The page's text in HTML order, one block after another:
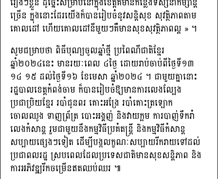
ច្រើន ក្នុងនោះដែរយើងក៏បានរៀបចំនូវសន្តិសុខ សុវត្ថិភាពតាម
គោលដៅ ហើយគោលដៅនីមួយៗគឺមានសុខសុវត្ថិភាពល្អ » ។
សូមជម្រាបថា ពិធីបុណ្យចូលឆ្នាំថ្មី ប្រពៃណីជាតិខ្មែរ
ឆ្នាំ២០២៤នេះ មានរយៈពេល ៤ថ្ងៃ ដោយរាប់ចាប់ពីថ្ងៃទី១៣
១៤ ១៥ ដល់ថ្ងៃទី១៦ ខែមេសា ឆ្នាំ២០២៤ ។ ជាមួយគ្នានោះ
រដ្ឋបាលខេត្តកំពង់ចាម ក៏បានរៀបចំឱ្យមានការលេងល្បែង
ប្រជាប្រិយខ្មែរ របាំជូនពរ គោះអង្រែ របាំគោះត្រឡោក
ចោលឈូង ទាញព្រ័ត្រ បោះអង្គញ់ និងវាយក្អម ការបាញ់ទឹករាំ
លេងកំសាន្ត រួមជាមួយនឹងកម្មវិធីប្រគំតន្ត្រី និងកម្មវិធីកំសាន្ត
សប្បាយផ្សេងៗទៀត ដើម្បីបង្កលក្ខណៈសប្បាយរីករាយទៅដល់
ប្រជាពលរដ្ឋ ស្របពេលដែលប្រទេសជាតិមានសុខសន្តិភាព និង
ការអភិវឌ្ឍរីកចម្រើនឥតឈប់ឈរ ៕